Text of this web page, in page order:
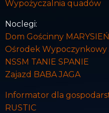
Wypożyczalnia quadów
Noclegi:
Dom Gościnny
Ośrodek Wypoczynkowy
NSSM TANIE SPANIE
Zajazd BABA JAGA
Informator dla
RUSTIC